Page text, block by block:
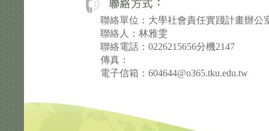
聯絡單位：大學社會責任實踐計畫辦公
聯絡人：林雅雯
聯絡電話：0226215656分機2147
傳真：
電子信箱：604644@o365.tku.edu.tw